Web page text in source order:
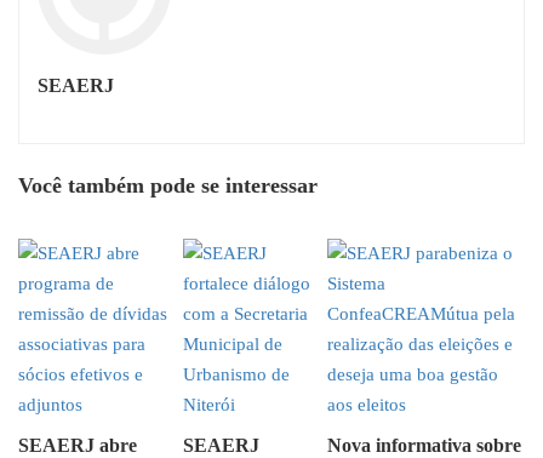
SEAERJ
Você também pode se interessar
SEAERJ abre
SEAERJ
Nova informativa sobre